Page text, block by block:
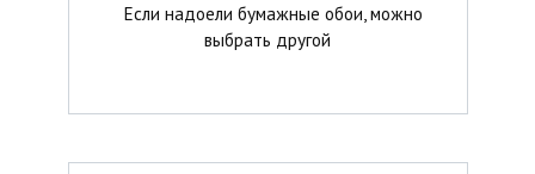
Если надоели бумажные обои, можно
выбрать другой